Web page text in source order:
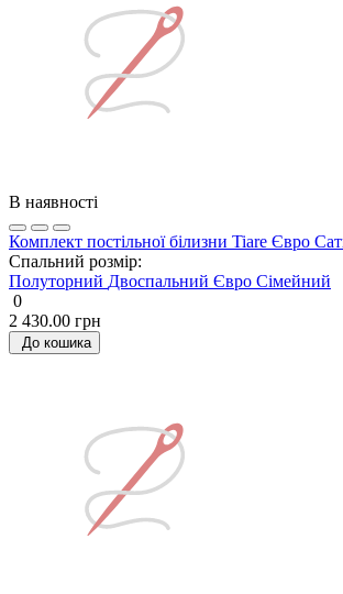
В наявності
Комплект постільної білизни Tiare Євро
Спальний розмір:
Полуторний Двоспальний Євро Сімейний
0
2 430.00 грн
До кошика